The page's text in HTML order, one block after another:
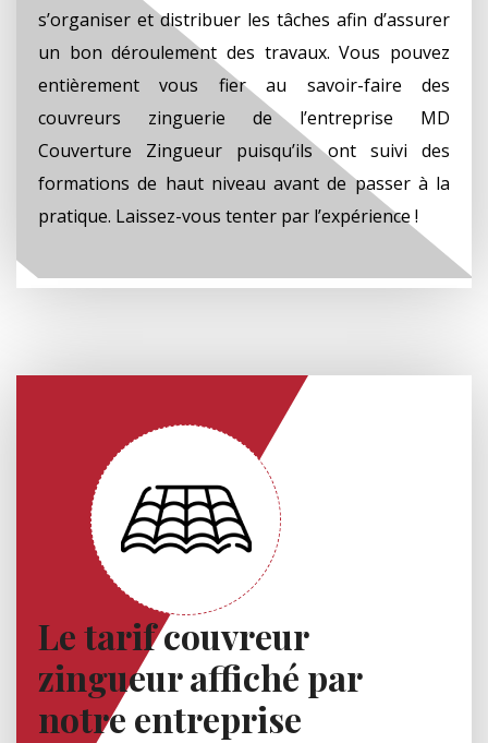
s’organiser et distribuer les tâches afin d’assurer
un bon déroulement des travaux. Vous pouvez
entièrement vous fier au savoir-faire des
couvreurs zinguerie de l’entreprise MD
Couverture Zingueur puisqu’ils ont suivi des
formations de haut niveau avant de passer à la
pratique. Laissez-vous tenter par l’expérience !
Le tarif couvreur
zingueur affiché par
notre entreprise